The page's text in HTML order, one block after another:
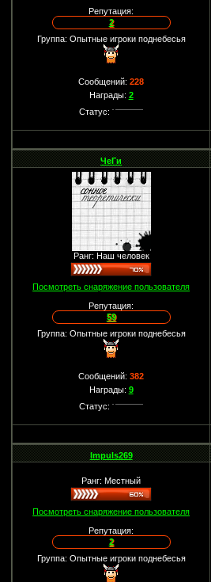
Репутация:
2
Группа: Опытные игроки поднебесья
Сообщений:228
Награды: 2
Статус:
ЧеГи
Ранг: Наш человек
Посмотреть снаряжение пользователя
Репутация:
59
Группа: Опытные игроки поднебесья
Сообщений:382
Награды: 9
Статус:
Impuls269
Ранг: Местный
Посмотреть снаряжение пользователя
Репутация:
2
Группа: Опытные игроки поднебесья